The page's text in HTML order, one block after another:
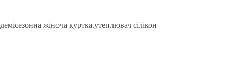
демісезонна жіноча куртка.утеплювач сілікон